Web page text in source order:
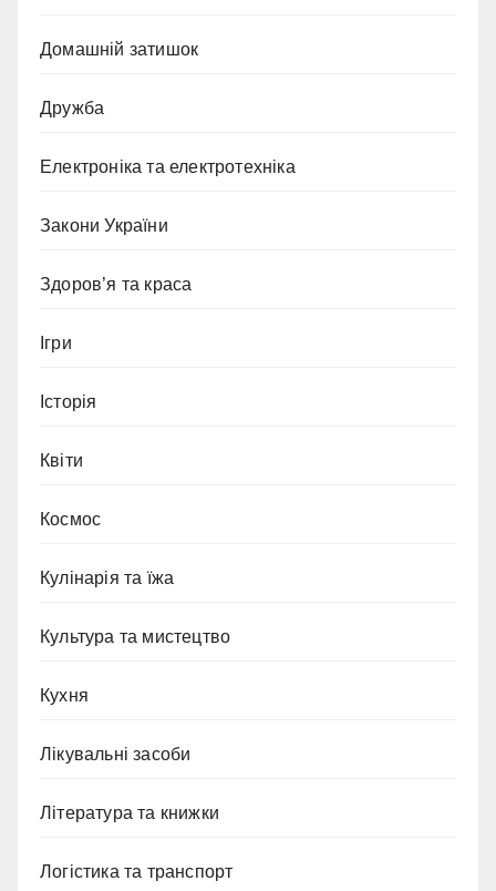
Домашній затишок
Дружба
Електроніка та електротехніка
Закони України
Здоров’я та краса
Ігри
Історія
Квіти
Космос
Кулінарія та їжа
Культура та мистецтво
Кухня
Лікувальні засоби
Література та книжки
Логістика та транспорт